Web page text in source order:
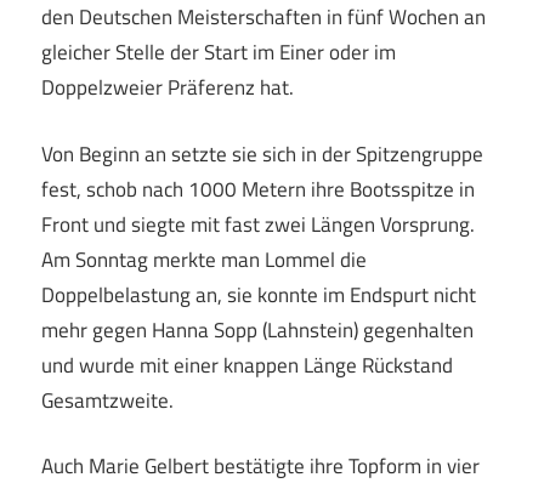
den Deutschen Meisterschaften in fünf Wochen an
gleicher Stelle der Start im Einer oder im
Doppelzweier Präferenz hat.
Von Beginn an setzte sie sich in der Spitzengruppe
fest, schob nach 1000 Metern ihre Bootsspitze in
Front und siegte mit fast zwei Längen Vorsprung.
Am Sonntag merkte man Lommel die
Doppelbelastung an, sie konnte im Endspurt nicht
mehr gegen Hanna Sopp (Lahnstein) gegenhalten
und wurde mit einer knappen Länge Rückstand
Gesamtzweite.
Auch Marie Gelbert bestätigte ihre Topform in vier